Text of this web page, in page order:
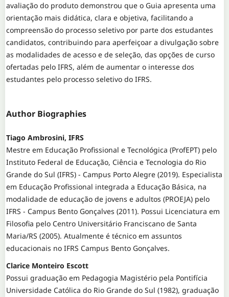
avaliação do produto demonstrou que o Guia apresenta uma
orientação mais didática, clara e objetiva, facilitando a
compreensão do processo seletivo por parte dos estudantes
candidatos, contribuindo para aperfeiçoar a divulgação sobre
as modalidades de acesso e de seleção, das opções de curso
ofertadas pelo IFRS, além de aumentar o interesse dos
estudantes pelo processo seletivo do IFRS.
Author Biographies
Tiago Ambrosini, IFRS
Mestre em Educação Profissional e Tecnológica (ProfEPT) pelo
Instituto Federal de Educação, Ciência e Tecnologia do Rio
Grande do Sul (IFRS) - Campus Porto Alegre (2019). Especialista
em Educação Profissional integrada a Educação Básica, na
modalidade de educação de jovens e adultos (PROEJA) pelo
IFRS - Campus Bento Gonçalves (2011). Possui Licenciatura em
Filosofia pelo Centro Universitário Franciscano de Santa
Maria/RS (2005). Atualmente é técnico em assuntos
educacionais no IFRS Campus Bento Gonçalves.
Clarice Monteiro Escott
Possui graduação em Pedagogia Magistério pela Pontifícia
Universidade Católica do Rio Grande do Sul (1982), graduação